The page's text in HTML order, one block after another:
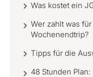
Was kostet ein
Wer zahlt was
Wochenendtrip?
Tipps für die
48 Stunden